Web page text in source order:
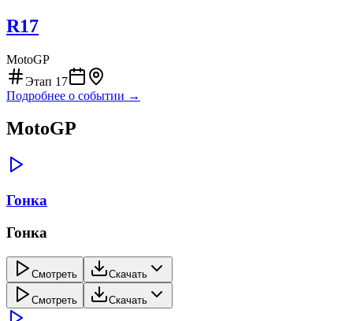
R17
MotoGP
Этап 17
Подробнее о событии →
MotoGP
Гонка
Гонка
Смотреть Скачать
Смотреть Скачать